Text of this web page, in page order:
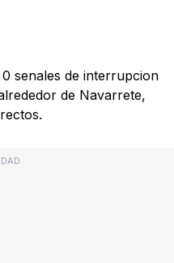
senales de interrupcion
de Navarrete,